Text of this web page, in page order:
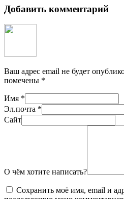
Добавить комментарий
Ваш адрес email не будет
помечены *
Имя *
Эл.почта *
Сайт
О чём хотите написать?
Сохранить моё имя, email и